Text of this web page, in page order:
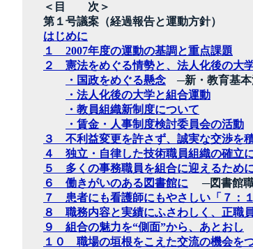
＜目 次＞
第１号議案（経過報告と運動方針）
はじめに
１ 2007年度の運動の基調と重点課題
２ 憲法をめぐる情勢と、法人化後の大
・国政をめぐる懸念 ─新・教育基本
・法人化後の大学と組合運動
・教員組織新制度について
・賃金・人事制度検討委員会の活動
３ 不利益変更を許さず、誠実な交渉を
４ 独立・自律した技術職員組織の確立
５ 多くの事務職員を組合に迎えるため
６ 働きがいのある図書館に ─図書館
７ 患者にも看護師にもやさしい「７：
８ 職務内容と実績にふさわしく、正職
９ 組合の魅力を“側面”から、あとおし
１０ 職場の垣根をこえた交流の機会を